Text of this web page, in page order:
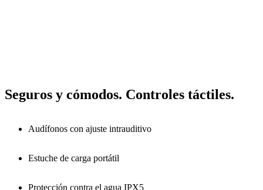
Seguros y cómodos. Controles táctiles.
Audífonos con ajuste intrauditivo
Estuche de carga portátil
Protección contra el agua IPX5